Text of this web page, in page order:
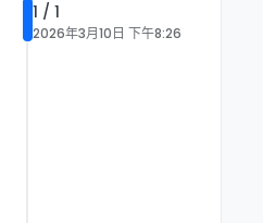
1 / 1
2026年3月10日 下午8:26